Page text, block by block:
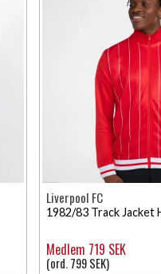
Liverpool FC
1982/83 Track Jacket
Medlem 719 SEK
(ord. 799 SEK)